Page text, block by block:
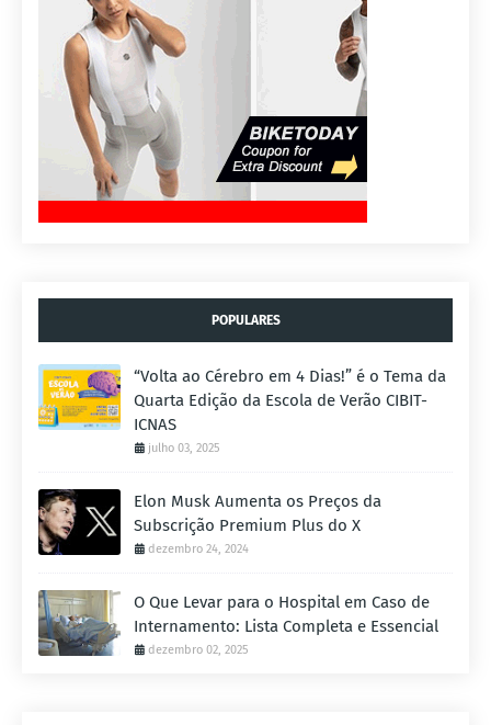
POPULARES
“Volta ao Cérebro em 4 Dias!” é o Tema da
Quarta Edição da Escola de Verão CIBIT-
ICNAS
julho 03, 2025
Elon Musk Aumenta os Preços da
Subscrição Premium Plus do X
dezembro 24, 2024
O Que Levar para o Hospital em Caso de
Internamento: Lista Completa e Essencial
dezembro 02, 2025